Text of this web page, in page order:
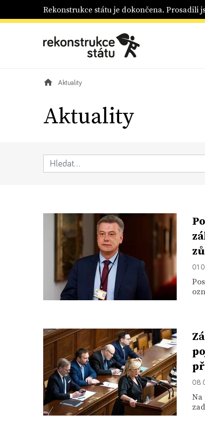
Rekonstrukce státu je dokončena. Prosadili
Aktuality
Aktuality
01.
08.
Na